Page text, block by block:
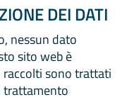
DEI DATI
nessun dato
sito web è
sono trattati
trattamento